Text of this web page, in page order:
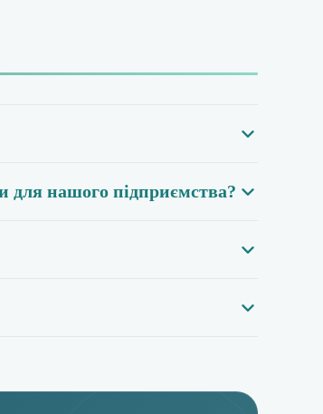
для нашого підприємства?